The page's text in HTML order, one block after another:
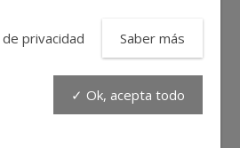
MAN10
privacidad Saber más
✓ Ok, acepta todo